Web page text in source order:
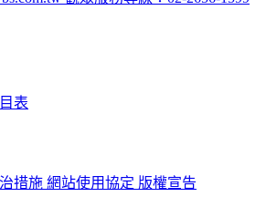
表
措施 網站使用協定 版權宣告